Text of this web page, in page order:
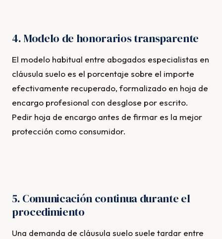
4. Modelo de honorarios transparente
El modelo habitual entre abogados especialistas en
cláusula suelo es el porcentaje sobre el importe
efectivamente recuperado, formalizado en hoja de
encargo profesional con desglose por escrito.
Pedir hoja de encargo antes de firmar es la mejor
protección como consumidor.
5. Comunicación continua durante el
procedimiento
Una demanda de cláusula suelo suele tardar entre